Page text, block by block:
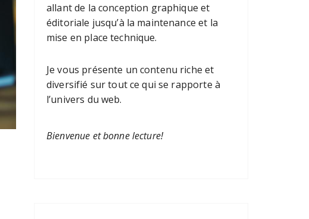
allant de la conception graphique et
éditoriale jusqu’à la maintenance et la
mise en place technique.
Je vous présente un contenu riche et
diversifié sur tout ce qui se rapporte à
l’univers du web.
Bienvenue et bonne lecture!